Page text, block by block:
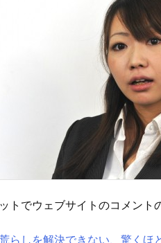
トでウェブサイトのコメント
らしを解決できない、驚くほ